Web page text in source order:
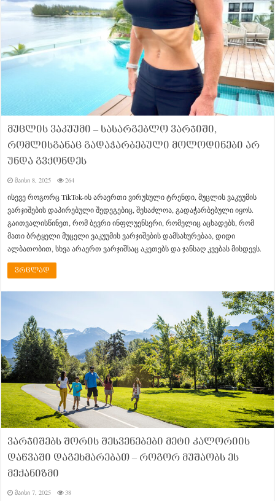
მუცლის ვაკუუმი – სასარგებლო ვარჯიში,
რომლისგანაც გადაჭარბებული მოლოდინები არ
უნდა გვქონდეს
მაისი 8, 2025 264
ისევე როგორც TikTok-ის არაერთი ვირუსული ტრენდი, მუცლის ვაკუუმის
ვარჯიშების დაპირებული შედეგებიც, შესაძლოა, გადაჭარბებული იყოს.
გაითვალისწინეთ, რომ ბევრი ინფლუენსერი, რომელიც აცხადებს, რომ
მათი ბრტყელი მუცელი ვაკუუმის ვარჯიშების დამსახურებაა, დიდი
ალბათობით, სხვა არაერთ ვარჯიშსაც აკეთებს და ჯანსაღ კვებას მისდევს.
ვრცლად
ვარჯიშებს შორის შესვენებები მეტი კალორიის
დაწვაში დაგეხმარებათ – როგორ მუშაობს ეს
მექანიზმი
მაისი 7, 2025 38